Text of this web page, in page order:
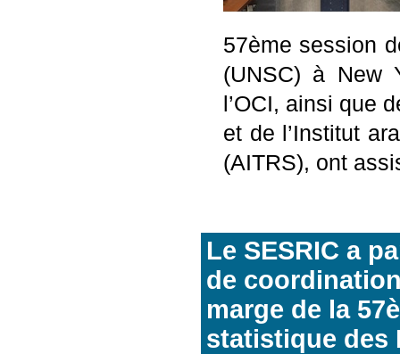
57ème session
(UNSC) à New
l’OCI, ainsi que
et de l’Institut
(AITRS), ont
Le SESRIC a
de
marge de la
statistique des